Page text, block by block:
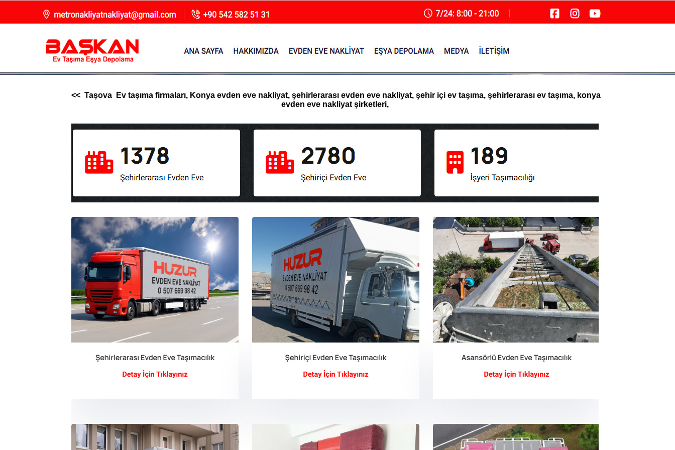
<< Taşova Ev taşıma firmaları, Konya evden eve nakliyat, şehirlerarası evden eve nakliyat, şehir içi ev taşıma, şehirlerarası ev taşıma, konya
evden eve nakliyat şirketleri,